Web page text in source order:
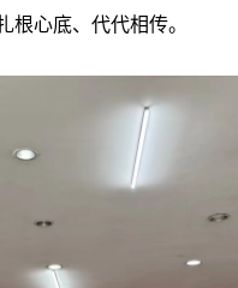
心底、代代相传。